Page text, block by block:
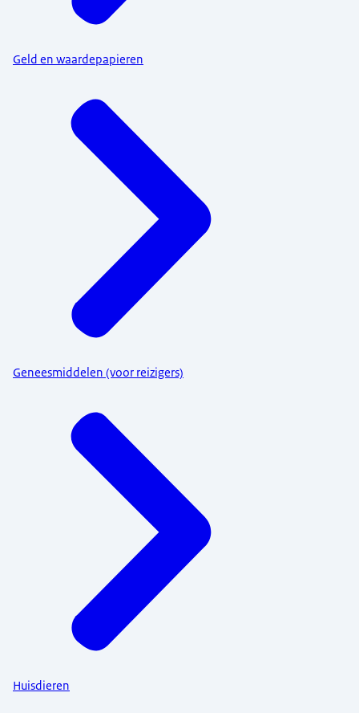
Geld en waardepapieren
Geneesmiddelen (voor reizigers)
Huisdieren